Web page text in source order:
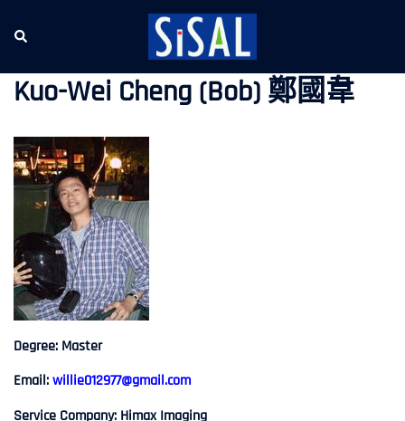
Search
Kuo-Wei Cheng (Bob) 鄭國韋
Degree: Master
Email:willie012977@gmail.com
Service Company: Himax Imaging